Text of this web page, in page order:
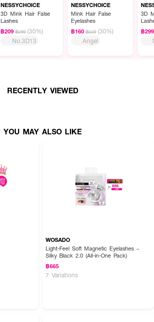
NESSYCHOICE
3D Mink Hair False
Lashes
฿209 ฿299 (30%)
No.3D13
NESSYCHOICE
Mink Hair False
Eyelashes
฿160 ฿229 (30%)
Angel
3D
฿299
RECENTLY VIEWED
YOU MAY ALSO LIKE
WOSADO
Light-Feel Soft Magnetic Eyelashes –
Silky Black 2.0 (All-in-One Pack)
฿665
7 Variations